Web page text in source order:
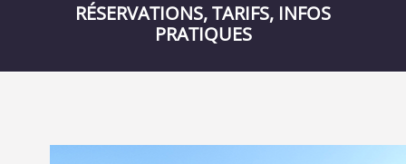
RÉSERVATIONS, TARIFS, INFOS
PRATIQUES